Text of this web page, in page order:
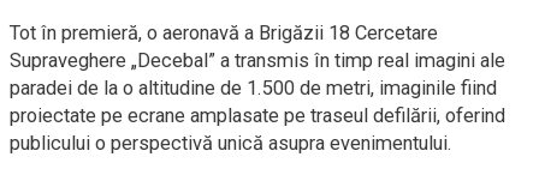
Tot în premieră, o aeronavă a Brigăzii 18 Cercetare
Supraveghere „Decebal” a transmis în timp real imagini ale
paradei de la o altitudine de 1.500 de metri, imaginile fiind
proiectate pe ecrane amplasate pe traseul defilării, oferind
publicului o perspectivă unică asupra evenimentului.